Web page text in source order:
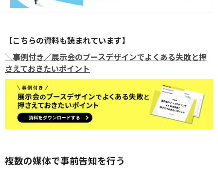
談やセミナーなどにつながりやすくなる
出展を検討している企業では、「来場者
ばよいか」「商品の魅力をブース内でど
のように伝えればよいか」などと悩まれ
ている方もいるのではないでしょうか。
この記事では、展示会における動線と導
線の違いを踏まえつつ、動線設計でスム
ーズに来場者を誘導するポイントについ
【こちらの資料も読まれています】
＼事例付き／展示会のブースデザインでよくある失敗と押
さえておきたいポイント
複数の媒体で事前告知を行う